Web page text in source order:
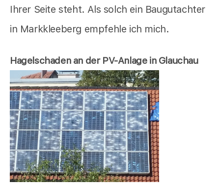
Ihrer Seite steht. Als solch ein Baugutachter
in Markkleeberg empfehle ich mich.
Hagelschaden an der PV-Anlage in Glauchau